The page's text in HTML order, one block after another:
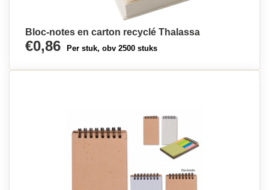
Bloc-notes en carton recyclé Thalassa
€0,86 Per stuk, obv 2500 stuks